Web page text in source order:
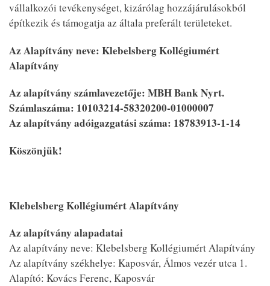
vállalkozói tevékenységet, kizárólag hozzájárulásokból
építkezik és támogatja az általa preferált területeket.
Az Alapítvány neve: Klebelsberg Kollégiumért
Alapítvány
Az alapítvány számlavezetője: MBH Bank Nyrt.
Számlaszáma: 10103214-58320200-01000007
Az alapítvány adóigazgatási száma: 18783913-1-14
Köszönjük!
Klebelsberg Kollégiumért Alapítvány
Az alapítvány alapadatai
Az alapítvány neve: Klebelsberg Kollégiumért Alapítvány
Az alapítvány székhelye: Kaposvár, Álmos vezér utca 1.
Alapító: Kovács Ferenc, Kaposvár